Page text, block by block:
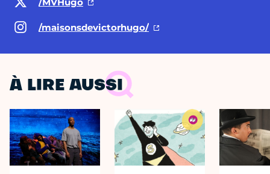
/maisonsdevictorhugo/
À LIRE AUSSI